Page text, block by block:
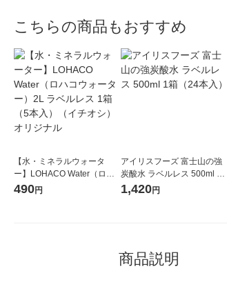
こちらの商品もおすすめ
【水・ミネラルウォータ
ー】LOHACO Water（ロハ
コウォーター）2L ラベルレ
490円
アイリスフーズ 富士山の強
炭酸水 ラベルレス 500ml 1
箱（24本入）
1,420円
商品説明